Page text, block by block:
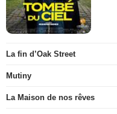
La fin d’Oak Street
Mutiny
La Maison de nos rêves